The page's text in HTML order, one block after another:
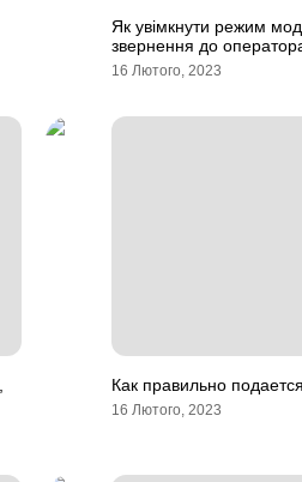
Як увімкнути режим
звернення до
16 Лютого, 2023
Как правильно
16 Лютого, 2023